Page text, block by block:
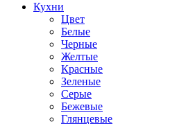
Кухни
Цвет
Белые
Черные
Желтые
Красные
Зеленые
Серые
Бежевые
Глянцевые